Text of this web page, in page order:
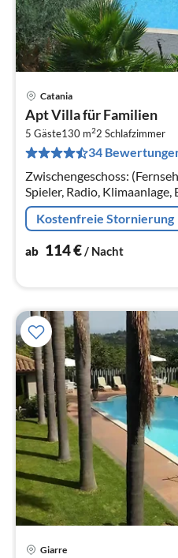
Catania
Apt Villa für Familien
5 Gäste130 m22 Schlafzimmer
34
Zwischengeschoss:
Spieler, Radio,
Küche(Kochplatte,
Espressomaschine,
Kostenfreie Stornierung
ab 114€/ Nacht
Giarre